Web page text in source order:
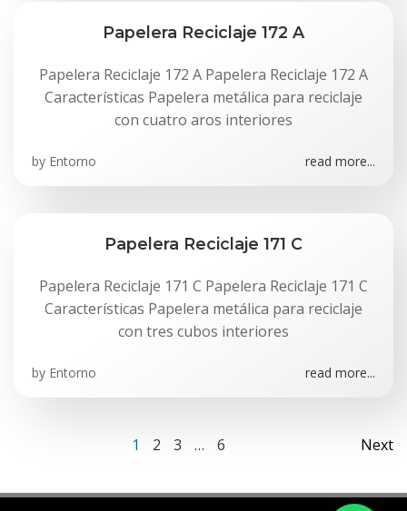
Papelera Reciclaje 172 A
Papelera Reciclaje 172 A Papelera Reciclaje 172 A
Características Papelera metálica para reciclaje
con cuatro aros interiores
by Entorno read more...
Papelera Reciclaje 171 C
Papelera Reciclaje 171 C Papelera Reciclaje 171 C
Características Papelera metálica para reciclaje
con tres cubos interiores
by Entorno read more...
Navegación
por
Página
1 Página
2 Página
3 … Página
6 Next